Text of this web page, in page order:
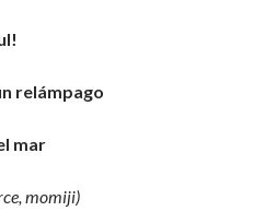
relámpago
mar
momiji)